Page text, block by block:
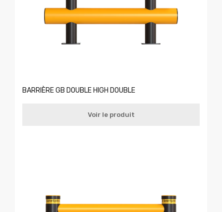
BARRIÈRE GB DOUBLE HIGH DOUBLE
Voir le produit